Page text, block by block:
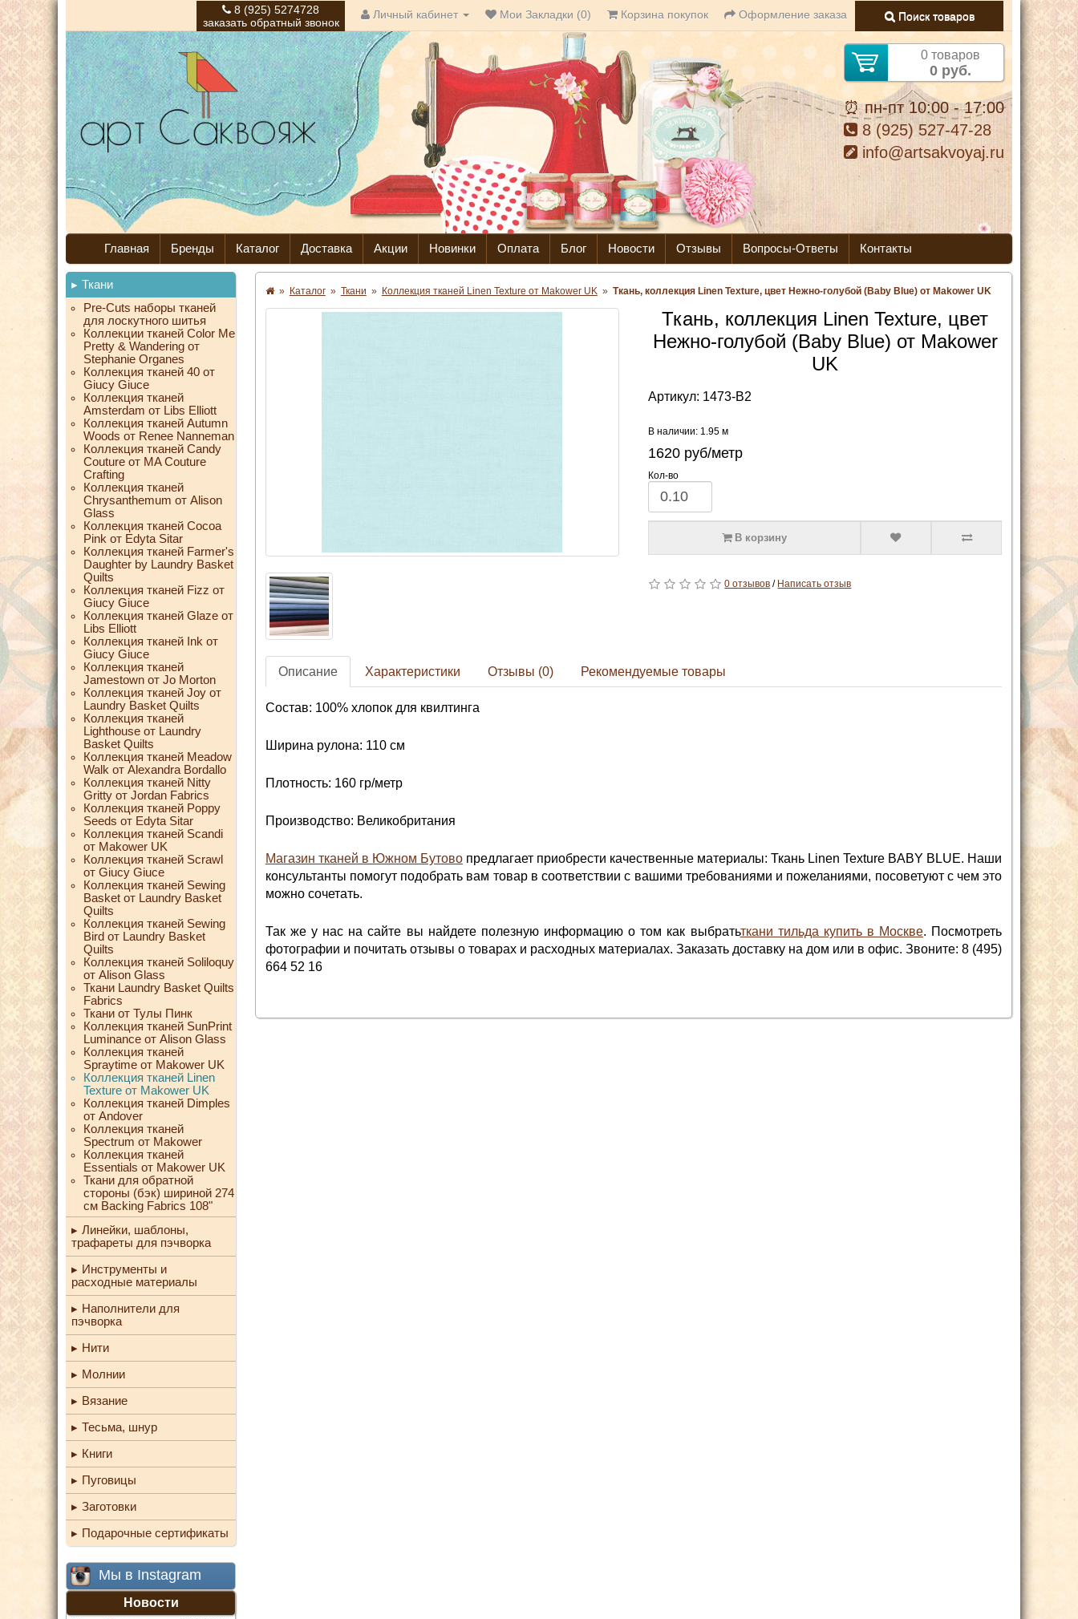
8 (925) 5274728
заказать обратный звонок
Личный кабинет Мои Закладки (0) Корзина покупок Оформление заказа Поиск товаров
0 товаров
0 руб.
⏰ пн-пт 10:00 - 17:00
8 (925) 527-47-28
info@artsakvoyaj.ru
Главная Бренды Каталог Доставка Акции Новинки Оплата Блог Новости Отзывы Вопросы-Ответы Контакты
Ткани
Pre-Cuts наборы тканей
для лоскутного шитья
Коллекции тканей Color Me
Pretty & Wandering от
Stephanie Organes
Коллекция тканей 40 от
Giucy Giuce
Коллекция тканей
Amsterdam от Libs Elliott
Коллекция тканей Autumn
Woods от Renee Nanneman
Коллекция тканей Candy
Couture от MA Couture
Crafting
Коллекция тканей
Chrysanthemum от Alison
Glass
Коллекция тканей Cocoa
Pink от Edyta Sitar
Коллекция тканей Farmer's
Daughter by Laundry Basket
Quilts
Коллекция тканей Fizz от
Giucy Giuce
Коллекция тканей Glaze от
Libs Elliott
Коллекция тканей Ink от
Giucy Giuce
Коллекция тканей
Jamestown от Jo Morton
Коллекция тканей Joy от
Laundry Basket Quilts
Коллекция тканей
Lighthouse от Laundry
Basket Quilts
Коллекция тканей Meadow
Walk от Alexandra Bordallo
Коллекция тканей Nitty
Gritty от Jordan Fabrics
Коллекция тканей Poppy
Seeds от Edyta Sitar
Коллекция тканей Scandi
от Makower UK
Коллекция тканей Scrawl
от Giucy Giuce
Коллекция тканей Sewing
Basket от Laundry Basket
Quilts
Коллекция тканей Sewing
Bird от Laundry Basket
Quilts
Коллекция тканей Soliloquy
от Alison Glass
Ткани Laundry Basket Quilts
Fabrics
Ткани от Тулы Пинк
Коллекция тканей SunPrint
Luminance от Alison Glass
Коллекция тканей
Spraytime от Makower UK
Коллекция тканей Linen
Texture от Makower UK
Коллекция тканей Dimples
от Andover
Коллекция тканей
Spectrum от Makower
Коллекция тканей
Essentials от Makower UK
Ткани для обратной
стороны (бэк) шириной 274
см Backing Fabrics 108"
Линейки, шаблоны,
трафареты для пэчворка
Инструменты и
расходные материалы
Наполнители для
пэчворка
Нити
Молнии
Вязание
Тесьма, шнур
Книги
Пуговицы
Заготовки
Подарочные сертификаты
Мы в Instagram
Новости
» Каталог » Ткани » Коллекция тканей Linen Texture от Makower UK » Ткань, коллекция Linen Texture, цвет Нежно-голубой (Baby Blue) от Makower UK
Ткань, коллекция Linen Texture, цвет
Нежно-голубой (Baby Blue) от Makower
UK
Артикул: 1473-B2
В наличии: 1.95 м
1620 руб/метр
Кол-во
В корзину
0 отзывов / Написать отзыв
Описание Характеристики Отзывы (0) Рекомендуемые товары
Состав: 100% хлопок для квилтинга
Ширина рулона: 110 см
Плотность: 160 гр/метр
Производство: Великобритания
Магазин тканей в Южном Бутовопредлагает приобрести качественные материалы: Ткань Linen Texture BABY BLUE. Наши
консультанты помогут подобрать вам товар в соответствии с вашими требованиями и пожеланиями, посоветуют с чем это
можно сочетать.
Так же у нас на сайте вы найдете полезную информацию о том как выбратьткани тильда купить в Москве. Посмотреть
фотографии и почитать отзывы о товарах и расходных материалах. Заказать доставку на дом или в офис. Звоните: 8 (495)
664 52 16